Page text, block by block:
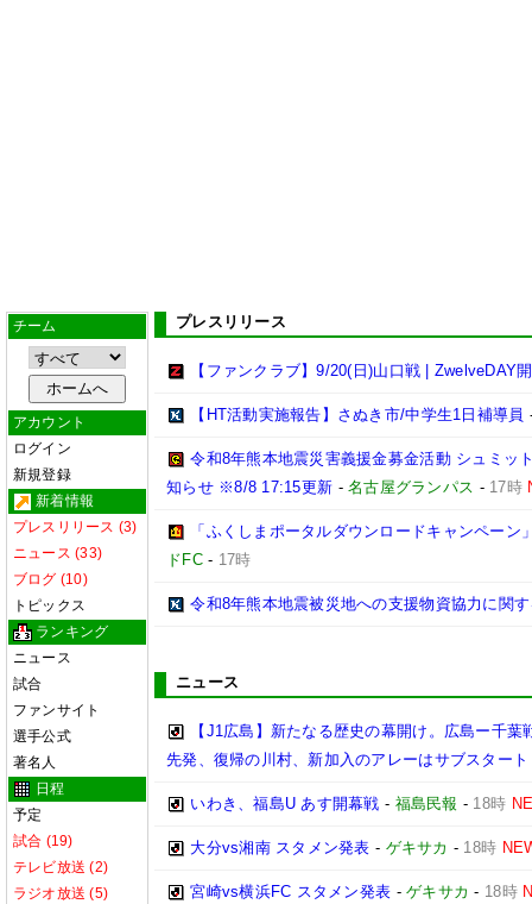
チーム
アカウント
ログイン
新規登録
新着情報
プレスリリース (3)
ニュース (33)
ブログ (10)
トピックス
ランキング
ニュース
試合
ファンサイト
選手公式
著名人
日程
予定
試合 (19)
テレビ放送 (2)
ラジオ放送 (5)
プレスリリース
【ファンクラブ】9/20(日)山口戦 | ZwelveDAY
【HT活動実施報告】さぬき市/中学生1日補導員
令和8年熊本地震災害義援金募金活動 シュミッ
知らせ ※8/8 17:15更新 -名古屋グランパス - 17時
「ふくしまポータルダウンロードキャンペーン
ドFC- 17時
令和8年熊本地震被災地への支援物資協力に関
ニュース
【J1広島】新たなる歴史の幕開け。広島ー千
先発、復帰の川村、新加入のアレーはサブスタート
いわき、福島U あす開幕戦 - 福島民報 - 18時
大分vs湘南 スタメン発表 - ゲキサカ - 18時
宮崎vs横浜FC スタメン発表 -ゲキサカ - 18時